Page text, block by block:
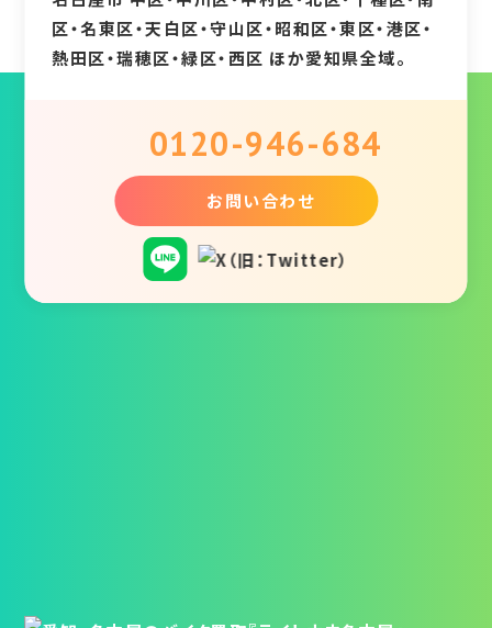
区・名東区・天白区・守山区・昭和区・東区・港区・
熱田区・瑞穂区・緑区・西区 ほか愛知県全域。
0120-946-684
お問い合わせ